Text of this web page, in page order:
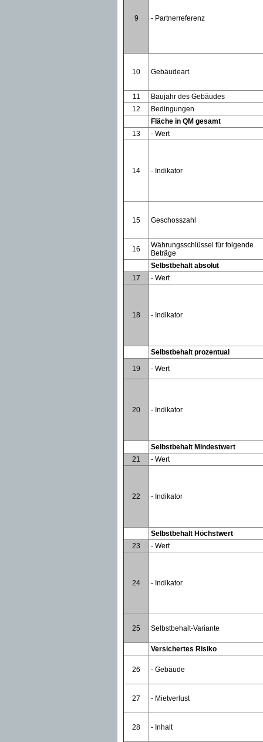
9 - Partnerreferenz
10 Gebäudeart
11
Baujahr des Gebäudes
12
Bedingungen
Fläche in QM gesamt
13
- Wert
14 - Indikator
15 Geschosszahl
16
Währungsschlüssel für folgende
Beträge
Selbstbehalt absolut
17
- Wert
18 - Indikator
Selbstbehalt prozentual
19
- Wert
20 - Indikator
Selbstbehalt Mindestwert
21
- Wert
22 - Indikator
Selbstbehalt Höchstwert
23
- Wert
24 - Indikator
25 Selbstbehalt-Variante
Versichertes Risiko
26 - Gebäude
27 - Mietverlust
28 - Inhalt